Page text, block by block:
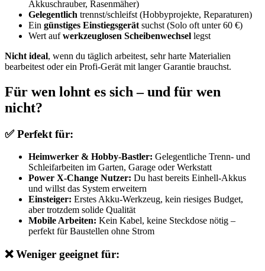
Akkuschrauber, Rasenmäher)
Gelegentlich trennst/schleifst (Hobbyprojekte, Reparaturen)
Ein günstiges Einstiegsgerät suchst (Solo oft unter 60 €)
Wert aufwerkzeuglosen Scheibenwechsel legst
Nicht ideal, wenn du täglich arbeitest, sehr harte Materialien
bearbeitest oder ein Profi-Gerät mit langer Garantie brauchst.
Für wen lohnt es sich – und für wen
nicht?
✅ Perfekt für:
Heimwerker & Hobby-Bastler: Gelegentliche Trenn- und
Schleifarbeiten im Garten, Garage oder Werkstatt
Power X-Change Nutzer: Du hast bereits Einhell-Akkus
und willst das System erweitern
Einsteiger: Erstes Akku-Werkzeug, kein riesiges Budget,
aber trotzdem solide Qualität
Mobile Arbeiten: Kein Kabel, keine Steckdose nötig –
perfekt für Baustellen ohne Strom
❌ Weniger geeignet für: